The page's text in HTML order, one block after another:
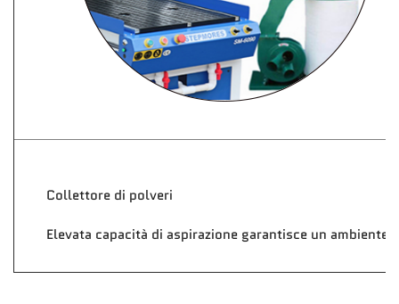
Collettore di polveri
Elevata capacità di aspirazione garantisce un ambiente